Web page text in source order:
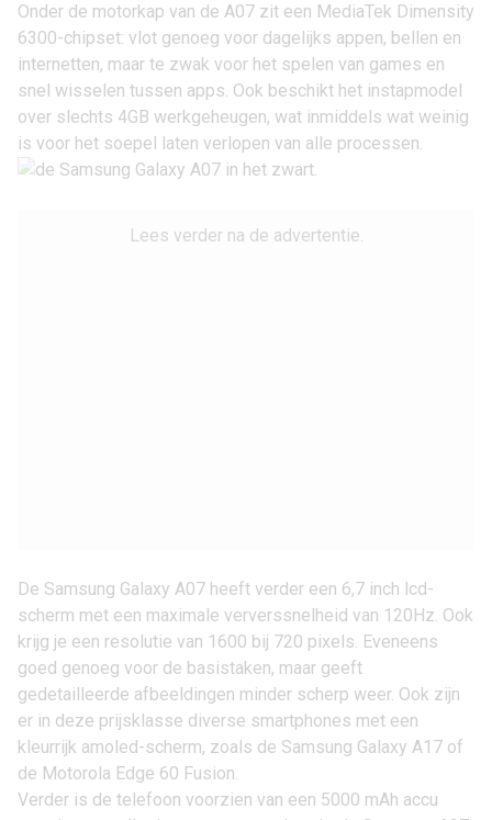
Onder de motorkap van de A07 zit een MediaTek Dimensity
6300-chipset: vlot genoeg voor dagelijks appen, bellen en
internetten, maar te zwak voor het spelen van games en
snel wisselen tussen apps. Ook beschikt het instapmodel
over slechts 4GB werkgeheugen, wat inmiddels wat weinig
is voor het soepel laten verlopen van alle processen.
Lees verder na de advertentie.
De Samsung Galaxy A07 heeft verder een 6,7 inch lcd-
scherm met een maximale ververssnelheid van 120Hz. Ook
krijg je een resolutie van 1600 bij 720 pixels. Eveneens
goed genoeg voor de basistaken, maar geeft
gedetailleerde afbeeldingen minder scherp weer. Ook zijn
er in deze prijsklasse diverse smartphones met een
kleurrijk amoled-scherm, zoals de Samsung Galaxy A17 of
de Motorola Edge 60 Fusion.
Verder is de telefoon voorzien van een 5000 mAh accu